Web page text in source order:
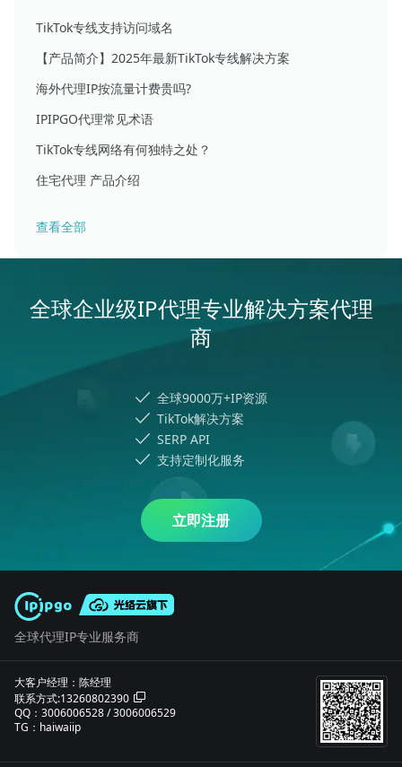
TikTok专线支持访问域名
【产品简介】2025年最新TikTok专线解决方案
海外代理IP按流量计费贵吗?
IPIPGO代理常见术语
TikTok专线网络有何独特之处？
住宅代理 产品介绍
查看全部
全球企业级IP代理专业解决方案代理
商
全球9000万+IP资源
TikTok解决方案
SERP API
支持定制化服务
立即注册
全球代理IP专业服务商
大客户经理：陈经理
联系方式:13260802390
QQ：3006006528 / 3006006529
TG：haiwaiip